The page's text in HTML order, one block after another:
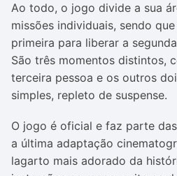
Ao todo, o jogo divide a sua
missões individuais, sendo
primeira para liberar a
São três momentos distintos,
terceira pessoa e os outros
simples, repleto de suspense.
O jogo é oficial e faz parte
a última adaptação
lagarto mais adorado da